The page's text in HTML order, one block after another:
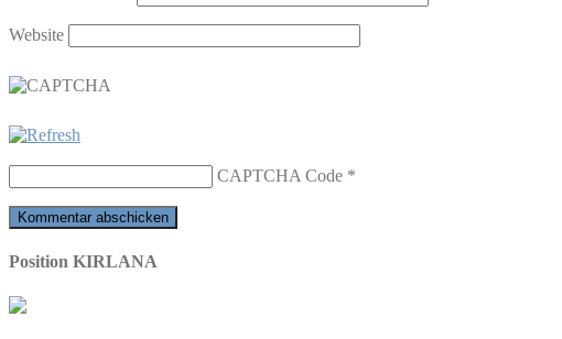
Website
CAPTCHA Code *
Position KIRLANA